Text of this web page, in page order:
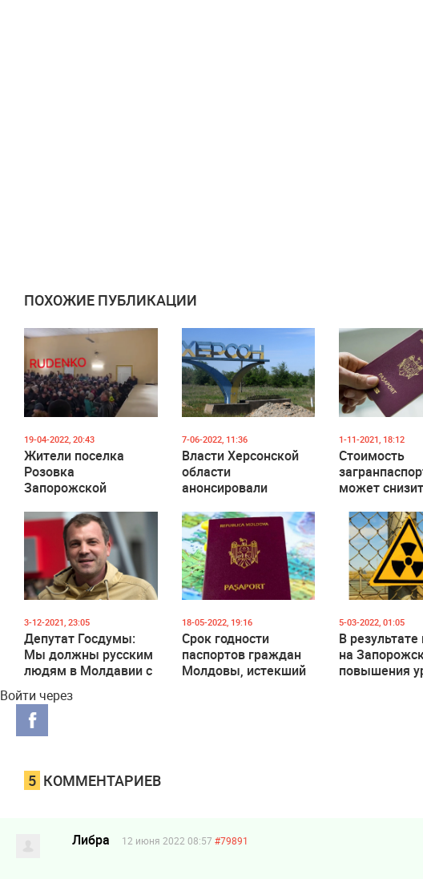
ПОХОЖИЕ ПУБЛИКАЦИИ
19-04-2022, 20:43
Жители поселка
Розовка
Запорожской
проголосовали на
народном сходе за
присоединение к
ДНР (Видео)
7-06-2022, 11:36
Власти Херсонской
области
анонсировали
присоединении к
России
1-11-2021, 18:12
Стоимость
может
3-12-2021, 23:05
Депутат Госдумы:
Мы должны русским
людям в Молдавии с
разбрасывать
российские паспорта
18-05-2022, 19:16
Срок годности
паспортов граждан
Молдовы, истекший
5-03-2022, 01:05
В
на
повышения
Войти через
5 КОММЕНТАРИЕВ
Либра 12 июня 2022 08:57 #79891